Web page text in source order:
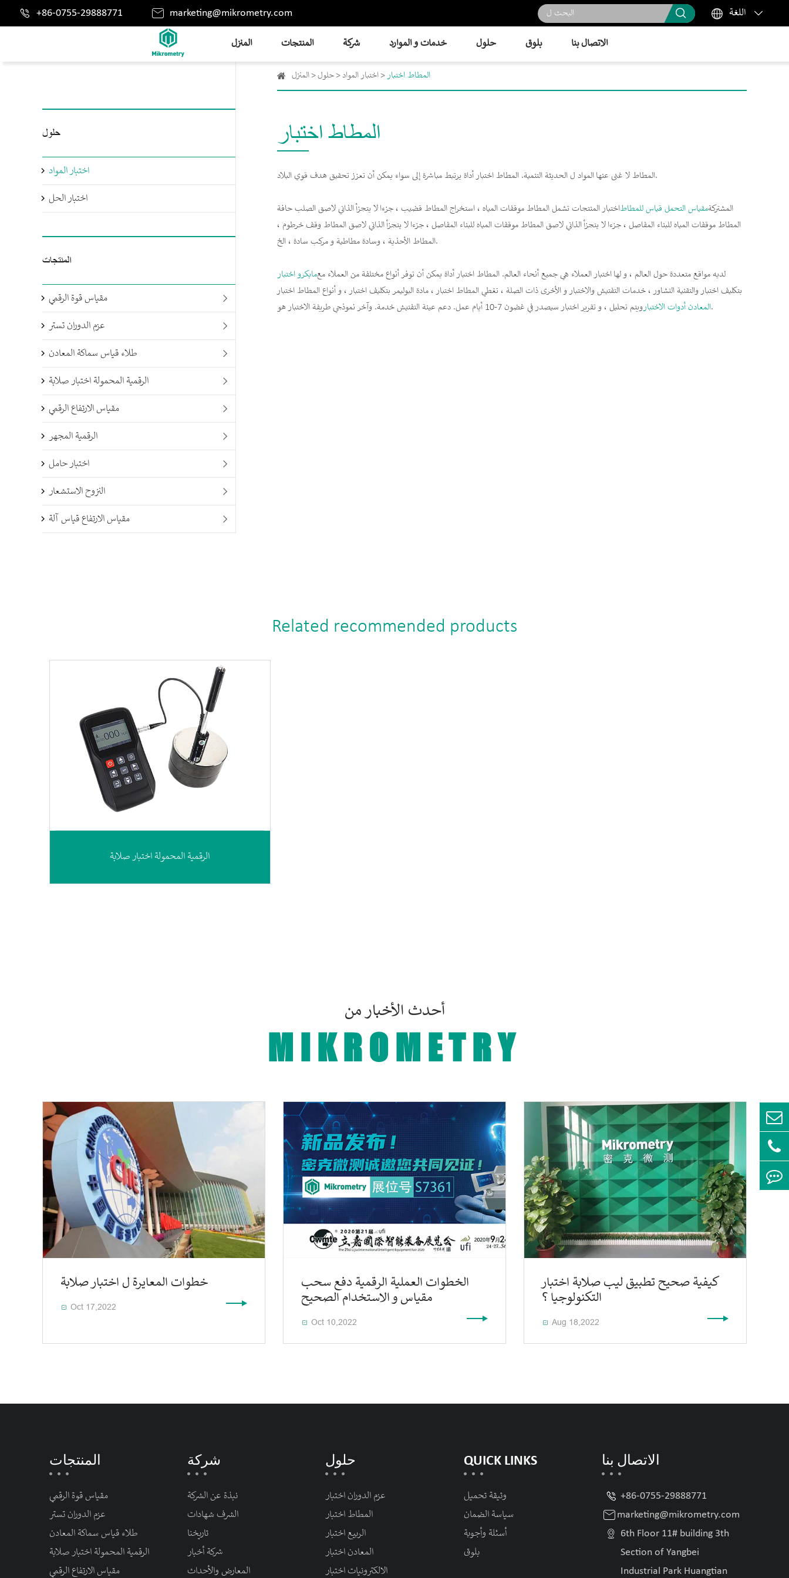
 +86-0755-29888771  marketing@mikrometry.com   اللغة 
المنزل المنتجات شركة خدمات و الموارد حلول بلوق الاتصال بنا
حلول
 اختبار المواد
 اختبار الحل
المنتجات
 مقياس قوة الرقمي
 عزم الدوران تستر
 طلاء قياس سماكة المعادن
 الرقمية المحمولة اختبار صلابة
 مقياس الارتفاع الرقمي
 الرقمية المجهر
 اختبار حامل
 النزوح الاستشعار
 مقياس الارتفاع قياس آلة
المنزل حلول اختبار المواد المطاط اختبار
المطاط اختبار
المطاط لا غنى عنها المواد ل الحديثة التنمية. المطاط اختبار أداة يرتبط مباشرة إلى سواء يمكن أن تعزز تحقيق هدف قوي البلاد.
المشتركةمقياس التحمل قياس للمطاطاختبار المنتجات تشمل المطاط موقفات المياه ، استخراج المطاط قضيب ، جزءا لا يتجزأ الذاتي لاصق الصلب حافة
المطاط موقفات المياه للبناء المفاصل ، جزءا لا يتجزأ الذاتي لاصق المطاط موقفات المياه للبناء المفاصل ، جزءا لا يتجزأ الذاتي لاصق المطاط وقف خرطوم ،
المطاط الأحذية ، وسادة مطاطية و مركب سادة ، الخ.
مايكرو اختبارلديه مواقع متعددة حول العالم ، و لها اختبار العملاء هي جميع أنحاء العالم. المطاط اختبار أداة يمكن أن توفر أنواع مختلفة من العملاء مع
بتكليف اختبار والتقنية التشاور ، خدمات التفتيش والاختبار و الأخرى ذات الصلة ، تغطي المطاط اختبار ، مادة البوليمر بتكليف اختبار ، و أنواع المطاط اختبار
ويتم تحليل ، و تقرير اختبار سيصدر في غضون 7-10 أيام عمل. دعم عينة التفتيش خدمة. وآخر نموذجي طريقة الاختبار هو المعادن أدوات الاختبار.
Related recommended products
الرقمية المحمولة اختبار صلابة
أحدث الأخبار من
MIKROMETRY
خطوات المعايرة ل اختبار صلابة
 Oct 17,2022
الخطوات العملية الرقمية دفع سحب
مقياس و الاستخدام الصحيح
 Oct 10,2022
كيفية صحيح تطبيق ليب صلابة اختبار
التكنولوجيا ؟
 Aug 18,2022
المنتجات
مقياس قوة الرقمي
عزم الدوران تستر
طلاء قياس سماكة المعادن
الرقمية المحمولة اختبار صلابة
مقياس الارتفاع الرقمي
شركة
نبذة عن الشركة
الشرف شهادات
تاريخنا
شركة أخبار
المعارض والأحداث
حلول
عزم الدوران اختبار
المطاط اختبار
الربيع اختبار
المعادن اختبار
الالكترونيات اختبار
QUICK LINKS
وثيقة تحميل
سياسة الضمان
أسئلة وأجوبة
بلوق
الاتصال بنا
 +86-0755-29888771
 marketing@mikrometry.com
 6th Floor 11# building 3th
Section of Yangbei
Industrial Park Huangtian